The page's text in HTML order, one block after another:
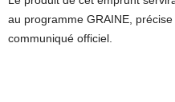
au programme GRAINE,
communiqué officiel.